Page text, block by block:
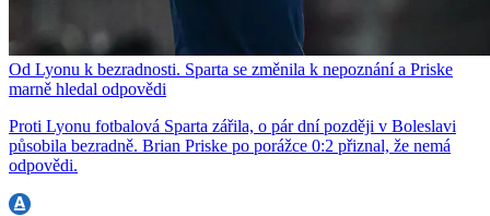
Od Lyonu k bezradnosti. Sparta se změnila k nepoznání a Priske
marně hledal odpovědi
Proti Lyonu fotbalová Sparta zářila, o pár dní později v Boleslavi
působila bezradně. Brian Priske po porážce 0:2 přiznal, že nemá
odpovědi.